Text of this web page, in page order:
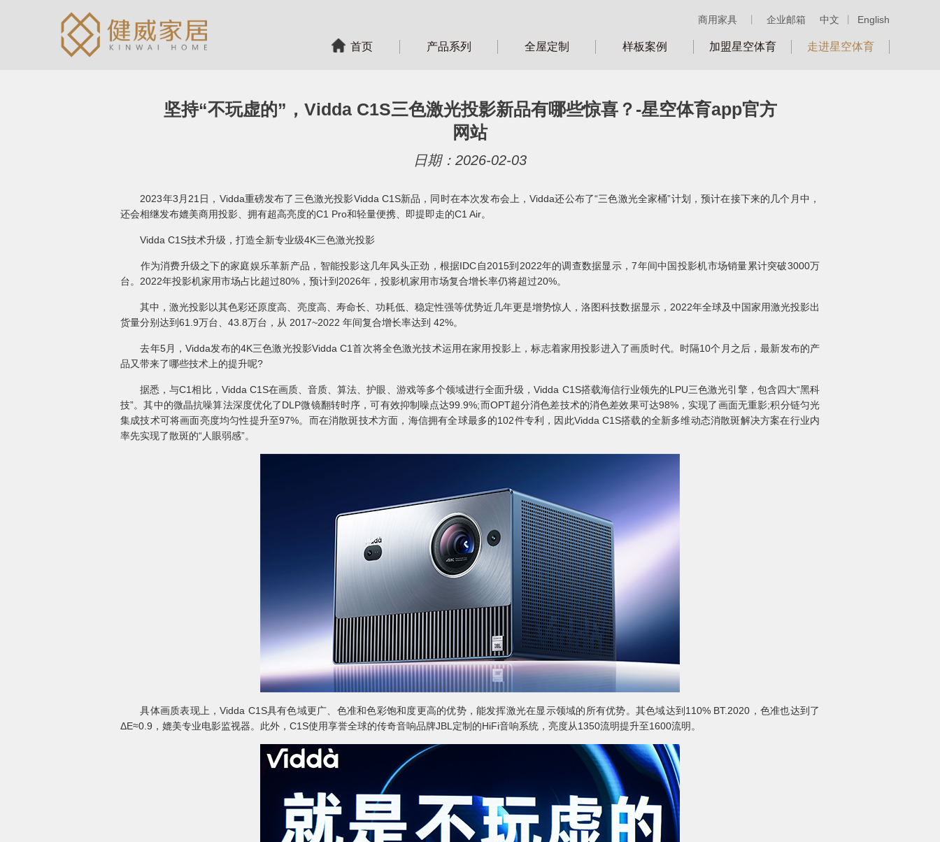
中文 English
商用家具 企业邮箱
首页 产品系列 全屋定制 样板案例 加盟星空体育 走进星空体育
坚持“不玩虚的”，Vidda C1S三色激光投影新品有哪些惊喜？-星空体育app官方
网站
日期：2026-02-03
2023年3月21日，Vidda重磅发布了三色激光投影Vidda C1S新品，同时在本次发布会上，Vidda还公布了“三色激光全家桶”计划，预计在接下来的几个月中，
还会相继发布媲美商用投影、拥有超高亮度的C1 Pro和轻量便携、即提即走的C1 Air。
Vidda C1S技术升级，打造全新专业级4K三色激光投影
作为消费升级之下的家庭娱乐革新产品，智能投影这几年风头正劲，根据IDC自2015到2022年的调查数据显示，7年间中国投影机市场销量累计突破3000万
台。2022年投影机家用市场占比超过80%，预计到2026年，投影机家用市场复合增长率仍将超过20%。
其中，激光投影以其色彩还原度高、亮度高、寿命长、功耗低、稳定性强等优势近几年更是增势惊人，洛图科技数据显示，2022年全球及中国家用激光投影出
货量分别达到61.9万台、43.8万台，从 2017~2022 年间复合增长率达到 42%。
去年5月，Vidda发布的4K三色激光投影Vidda C1首次将全色激光技术运用在家用投影上，标志着家用投影进入了画质时代。时隔10个月之后，最新发布的产
品又带来了哪些技术上的提升呢?
据悉，与C1相比，Vidda C1S在画质、音质、算法、护眼、游戏等多个领域进行全面升级，Vidda C1S搭载海信行业领先的LPU三色激光引擎，包含四大“黑科
技”。其中的微晶抗噪算法深度优化了DLP微镜翻转时序，可有效抑制噪点达99.9%;而OPT超分消色差技术的消色差效果可达98%，实现了画面无重影;积分链匀光
集成技术可将画面亮度均匀性提升至97%。而在消散斑技术方面，海信拥有全球最多的102件专利，因此Vidda C1S搭载的全新多维动态消散斑解决方案在行业内
率先实现了散斑的“人眼弱感”。
具体画质表现上，Vidda C1S具有色域更广、色准和色彩饱和度更高的优势，能发挥激光在显示领域的所有优势。其色域达到110% BT.2020，色准也达到了
ΔE≈0.9，媲美专业电影监视器。此外，C1S使用享誉全球的传奇音响品牌JBL定制的HiFi音响系统，亮度从1350流明提升至1600流明。